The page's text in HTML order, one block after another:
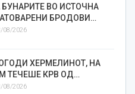
ВО ИСТОЧНА
БРОДОВИ…
08/2026
ХЕРМЕЛИНОТ, НА
ТЕЧЕШЕ КРВ ОД…
08/2026